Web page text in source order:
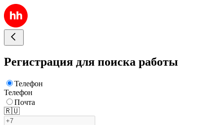
Регистрация для поиска работы
Телефон
Телефон
Почта
🇷🇺